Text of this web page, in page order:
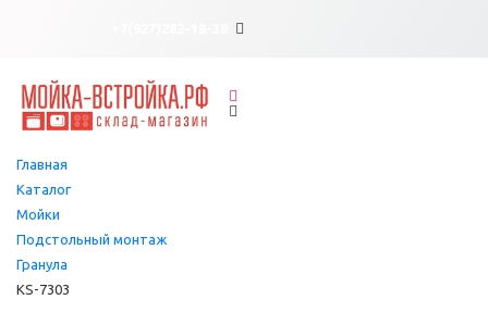
×
Главная
Каталог
Мойки
Подстольный монтаж
Гранула
KS-7303